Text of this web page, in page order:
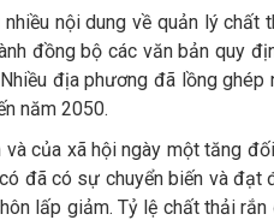
nội dung về quản lý chất
đồng bộ các văn bản quy
địa phương đã lồng ghép
năm 2050.
của xã hội ngày một tăng
đã có sự chuyển biến và
lấp giảm. Tỷ lệ chất thải